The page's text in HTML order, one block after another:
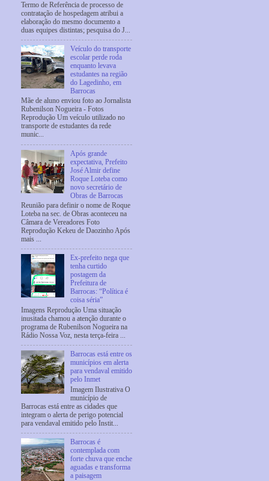
Termo de Referência de processo de
contratação de hospedagem atribui a
elaboração do mesmo documento a
duas equipes distintas; pesquisa do J...
Veículo do transporte
escolar perde roda
enquanto levava
estudantes na região
do Lagedinho, em
Barrocas
Mãe de aluno enviou foto ao Jornalista
Rubenilson Nogueira - Fotos
Reprodução Um veículo utilizado no
transporte de estudantes da rede
munic...
Após grande
expectativa, Prefeito
José Almir define
Roque Loteba como
novo secretário de
Obras de Barrocas
Reunião para definir o nome de Roque
Loteba na sec. de Obras aconteceu na
Câmara de Vereadores Foto
Reprodução Kekeu de Daozinho Após
mais ...
Ex-prefeito nega que
tenha curtido
postagem da
Prefeitura de
Barrocas: “Política é
coisa séria”
Imagens Reprodução Uma situação
inusitada chamou a atenção durante o
programa de Rubenilson Nogueira na
Rádio Nossa Voz, nesta terça-feira ...
Barrocas está entre os
municípios em alerta
para vendaval emitido
pelo Inmet
Imagem Ilustrativa O
município de
Barrocas está entre as cidades que
integram o alerta de perigo potencial
para vendaval emitido pelo Instit...
Barrocas é
contemplada com
forte chuva que enche
aguadas e transforma
a paisagem